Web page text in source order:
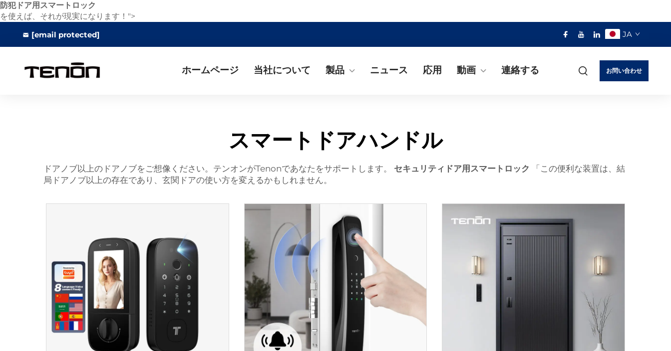
防犯ドア用スマートロック
を使えば、それが現実になります！">
[email protected]
JA
ホームページ 当社について 製品 ニュース 応用 動画 連絡する お問い合わせ
スマートドアハンドル
ドアノブ以上のドアノブをご想像ください。テンオンがTenonであなたをサポートします。 セキュリティドア用スマートロック
「この便利な装置は、結
局ドアノブ以上の存在であり、玄関ドアの使い方を変えるかもしれません。